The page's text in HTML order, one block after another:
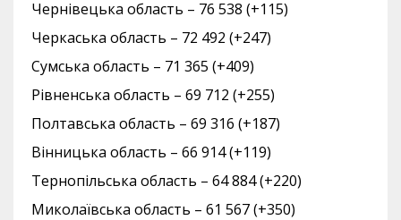
Чернівецька область – 76 538 (+115)
Черкаська область – 72 492 (+247)
Сумська область – 71 365 (+409)
Рівненська область – 69 712 (+255)
Полтавська область – 69 316 (+187)
Вінницька область – 66 914 (+119)
Тернопільська область – 64 884 (+220)
Миколаївська область – 61 567 (+350)